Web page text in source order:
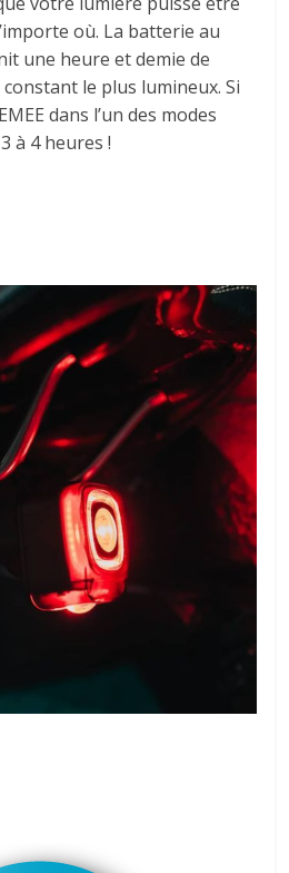
où. La batterie au
une heure et demie de
le plus lumineux. Si
dans l’un des modes
à 4 heures !